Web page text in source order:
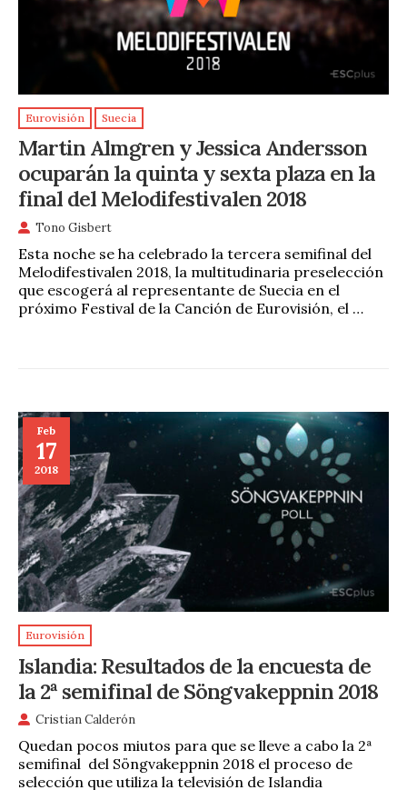
Eurovisión Suecia
Martin Almgren y Jessica Andersson
ocuparán la quinta y sexta plaza en la
final del Melodifestivalen 2018
Tono Gisbert
Esta noche se ha celebrado la tercera semifinal del
Melodifestivalen 2018, la multitudinaria preselección
que escogerá al representante de Suecia en el
próximo Festival de la Canción de Eurovisión, el …
Feb
17
2018
Eurovisión
Islandia: Resultados de la encuesta de
la 2ª semifinal de Söngvakeppnin 2018
Cristian Calderón
Quedan pocos miutos para que se lleve a cabo la 2ª
semifinal del Söngvakeppnin 2018 el proceso de
selección que utiliza la televisión de Islandia